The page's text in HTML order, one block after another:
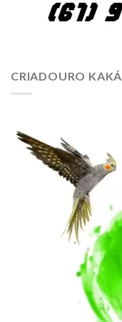
CRIADOURO KAKÁ